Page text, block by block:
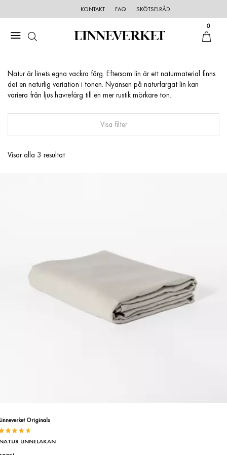
KONTAKT FAQ SKÖTSELRÅD
0
Natur är linets egna vackra färg. Eftersom lin är ett naturmaterial finns
det en naturlig variation i tonen. Nyansen på naturfärgat lin kan
variera från ljus havrefärg till en mer rustik mörkare ton.
Visa filter
Visar alla 3 resultat
Originals
av
LINNELAKAN